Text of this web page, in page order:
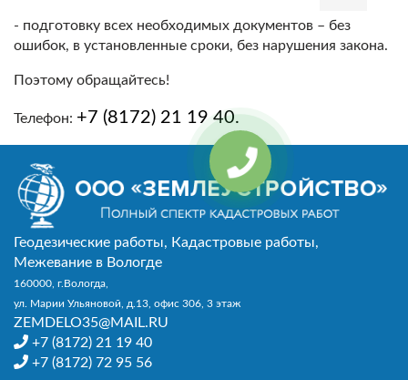
- подготовку всех необходимых документов – без
ошибок, в установленные сроки, без нарушения закона.
Поэтому обращайтесь!
Телефон: +7 (8172) 21 19 40.
Геодезические работы, Кадастровые работы,
Межевание в Вологде
160000, г.Вологда,
ул. Марии Ульяновой, д.13, офис 306, 3 этаж
ZEMDELO35@MAIL.RU
+7 (8172) 21 19 40
+7 (8172) 72 95 56